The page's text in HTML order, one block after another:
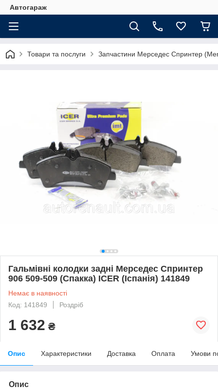
Автогараж
Товари та послуги Запчастини Мерседес Спринтер
Гальмівні колодки задні Мерседес Спринтер
906 509-509 (Спакка) ICER (Іспанія) 141849
Немає в наявності
Код: 141849
Роздріб
1 632 ₴
Опис Характеристики Доставка Оплата Умови
Опис